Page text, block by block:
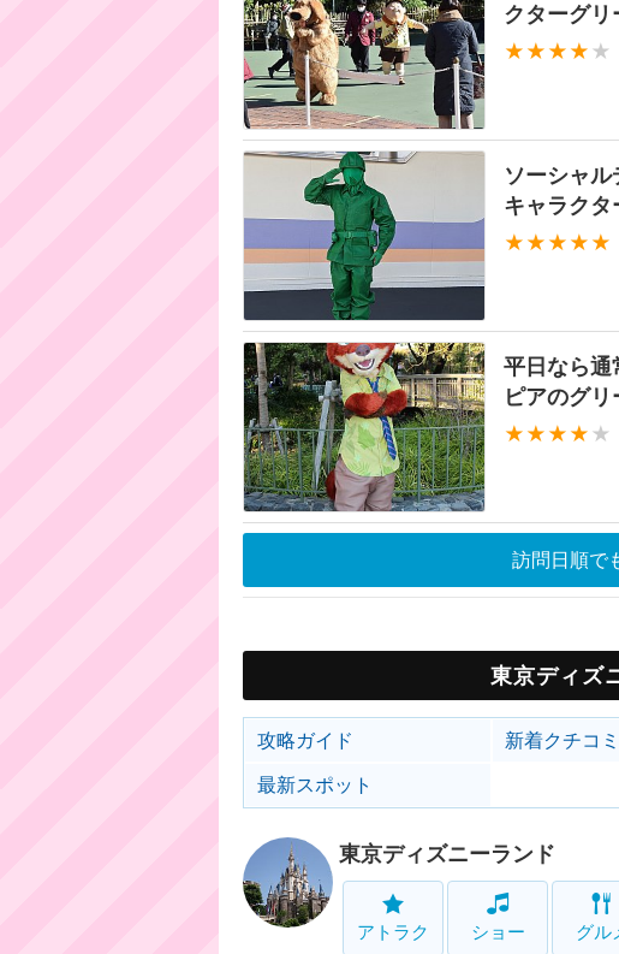
クターグリ
★★★★ ★
ソーシャ
キャラクタ
★★★★★
平日なら通
ピアのグ
★★★★ ★
訪問日順で
東京ディズ
攻略ガイド 新着クチコミ
最新スポット
東京ディズニーランド
アトラク ショー グル